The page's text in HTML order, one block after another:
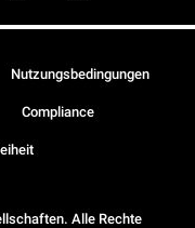
Alle Rechte
Nutzungsbedingungen
Compliance